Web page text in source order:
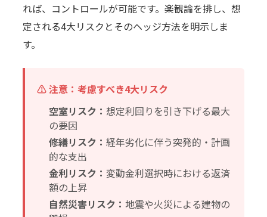
れば、コントロールが可能です。楽観論を排し、想
定される4大リスクとそのヘッジ方法を明示しま
す。
⚠ 注意：考慮すべき4大リスク
空室リスク： 想定利回りを引き下げる最大
の要因
修繕リスク： 経年劣化に伴う突発的・計画
的な支出
金利リスク： 変動金利選択時における返済
額の上昇
自然災害リスク： 地震や火災による建物の